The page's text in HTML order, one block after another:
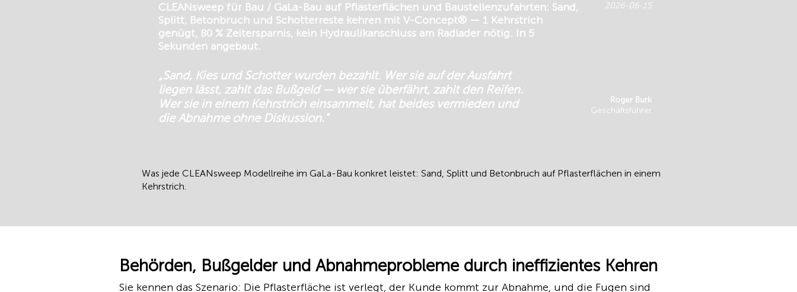
CLEANsweep für Bau / GaLa-Bau auf Pflasterflächen und Baustellenzufahrten: Sand,
Splitt, Betonbruch und Schotterreste kehren mit V-Concept® — 1 Kehrstrich
genügt, 80 % Zeitersparnis, kein Hydraulikanschluss am Radlader nötig. In 5
Sekunden angebaut.
2026-06-15
„Sand, Kies und Schotter wurden bezahlt. Wer sie auf der Ausfahrt
liegen lässt, zahlt das Bußgeld — wer sie überfährt, zahlt den Reifen.
Wer sie in einem Kehrstrich einsammelt, hat beides vermieden und
die Abnahme ohne Diskussion.“
Roger Burk
Geschäftsführer
Was jede CLEANsweep Modellreihe im GaLa-Bau konkret leistet: Sand, Splitt und Betonbruch auf Pflasterflächen in einem
Kehrstrich.
Behörden, Bußgelder und Abnahmeprobleme durch ineffizientes Kehren
Sie kennen das Szenario: Die Pflasterfläche ist verlegt, der Kunde kommt zur Abnahme, und die Fugen sind